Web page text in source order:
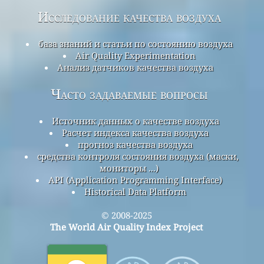
Исследование качества воздуха
база знаний и статьи по состоянию воздуха
Air Quality Experimentation
Анализ датчиков качества воздуха
Часто задаваемые вопросы
Источник данных о качестве воздуха
Расчет индекса качества воздуха
прогноз качества воздуха
средства контроля состояния воздуха (маски,
мониторы ...)
API (Application Programming Interface)
Historical Data Platform
© 2008-2025
The World Air Quality Index Project